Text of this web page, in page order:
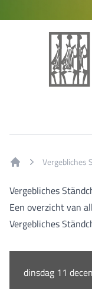
Vergebliches
Vergebliches
Een overzicht van
Vergebliches
dinsdag 11